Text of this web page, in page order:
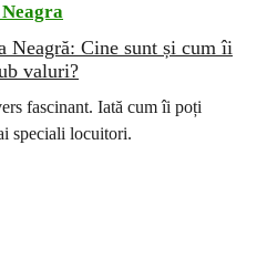
Cine sunt și cum îi
valuri?
fascinant. Iată cum îi poți
speciali locuitori.